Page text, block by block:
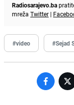
Radiosarajevo.ba
mreža Twitter |
#video #Sejad